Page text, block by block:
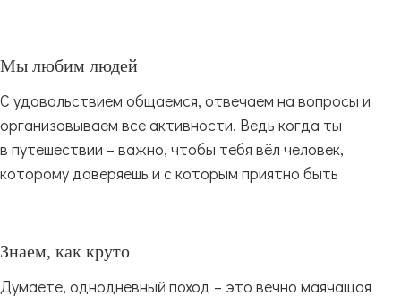
Мы любим людей
С удовольствием общаемся, отвечаем на вопросы и
организовываем все активности. Ведь когда ты
в путешествии – важно, чтобы тебя вёл человек,
которому доверяешь и с которым приятно быть
Знаем, как круто
Думаете, однодневный поход – это вечно маячащая